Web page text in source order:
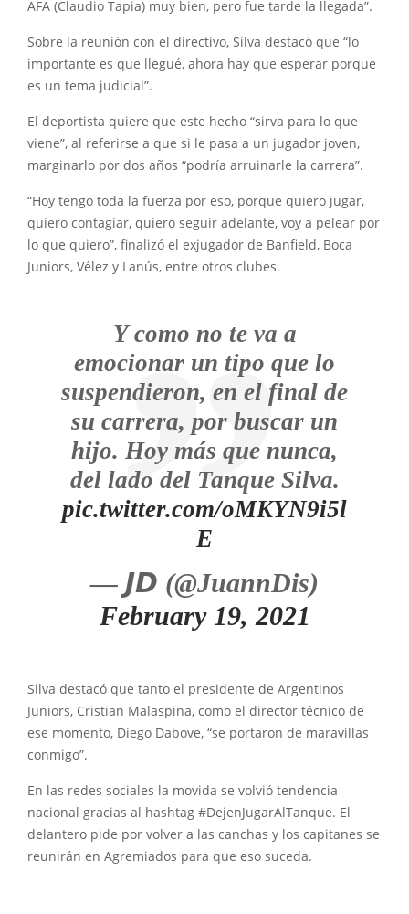
AFA (Claudio Tapia) muy bien, pero fue tarde la llegada”.
Sobre la reunión con el directivo, Silva destacó que “lo
importante es que llegué, ahora hay que esperar porque
es un tema judicial”.
El deportista quiere que este hecho “sirva para lo que
viene”, al referirse a que si le pasa a un jugador joven,
marginarlo por dos años “podría arruinarle la carrera”.
“Hoy tengo toda la fuerza por eso, porque quiero jugar,
quiero contagiar, quiero seguir adelante, voy a pelear por
lo que quiero”, finalizó el exjugador de Banfield, Boca
Juniors, Vélez y Lanús, entre otros clubes.
Y como no te va a
emocionar un tipo que lo
suspendieron, en el final de
su carrera, por buscar un
hijo. Hoy más que nunca,
del lado del Tanque Silva.
pic.twitter.com/oMKYN9i5l
E
— 𝙅𝘿 (@JuannDis)
February 19, 2021
Silva destacó que tanto el presidente de Argentinos
Juniors, Cristian Malaspina, como el director técnico de
ese momento, Diego Dabove, “se portaron de maravillas
conmigo”.
En las redes sociales la movida se volvió tendencia
nacional gracias al hashtag #DejenJugarAlTanque. El
delantero pide por volver a las canchas y los capitanes se
reunirán en Agremiados para que eso suceda.